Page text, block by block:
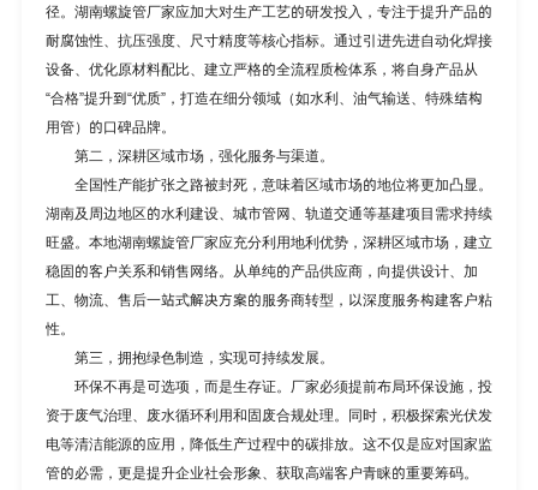
径。湖南螺旋管厂家应加大对生产工艺的研发投入，专注于提升产品的
耐腐蚀性、抗压强度、尺寸精度等核心指标。通过引进先进自动化焊接
设备、优化原材料配比、建立严格的全流程质检体系，将自身产品从
“合格”提升到“优质”，打造在细分领域（如水利、油气输送、特殊结构
用管）的口碑品牌。
第二，深耕区域市场，强化服务与渠道。
全国性产能扩张之路被封死，意味着区域市场的地位将更加凸显。
湖南及周边地区的水利建设、城市管网、轨道交通等基建项目需求持续
旺盛。本地湖南螺旋管厂家应充分利用地利优势，深耕区域市场，建立
稳固的客户关系和销售网络。从单纯的产品供应商，向提供设计、加
工、物流、售后一站式解决方案的服务商转型，以深度服务构建客户粘
性。
第三，拥抱绿色制造，实现可持续发展。
环保不再是可选项，而是生存证。厂家必须提前布局环保设施，投
资于废气治理、废水循环利用和固废合规处理。同时，积极探索光伏发
电等清洁能源的应用，降低生产过程中的碳排放。这不仅是应对国家监
管的必需，更是提升企业社会形象、获取高端客户青睐的重要筹码。